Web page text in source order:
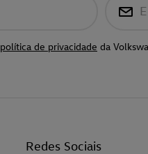
política de privacidade da
Redes Sociais